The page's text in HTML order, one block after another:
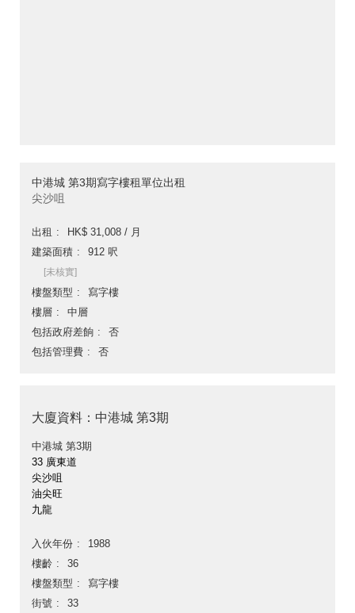
中港城 第3期寫字樓租單位出租
尖沙咀
出租
HK$ 31,008 / 月
建築面積
912 呎
[未核實]
樓盤類型
寫字樓
樓層
中層
包括政府差餉
否
包括管理費
否
大廈資料：中港城 第3期
中港城 第3期
33 廣東道
尖沙咀
油尖旺
九龍
入伙年份
1988
樓齡
36
樓盤類型
寫字樓
街號
33